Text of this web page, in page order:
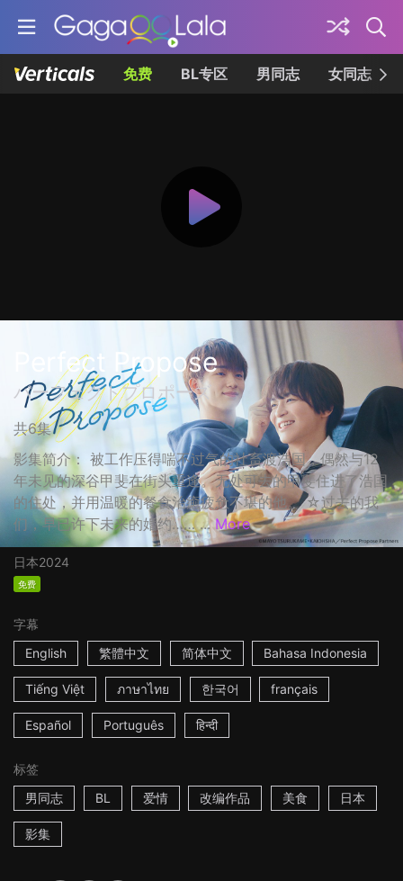
免费 BL专区 男同志 女同志
Perfect Propose
パーフェクトプロポーズ
共6集
影集简介： 被工作压得喘不过气的社畜渡浩国，偶然与12
年未见的深谷甲斐在街头重逢。无处可去的甲斐住进了浩国
的住处，并用温暖的餐食治癒疲惫不堪的他。 ☆过去的我
们，早已许下未来的婚约…… ... More
日本2024
免费
字幕
English
繁體中文 简体中文 Bahasa Indonesia
Tiếng Việt ภาษาไทย 한국어 français
Español Português हिन्दी
标签
男同志
BL 爱情 改编作品 美食 日本
影集